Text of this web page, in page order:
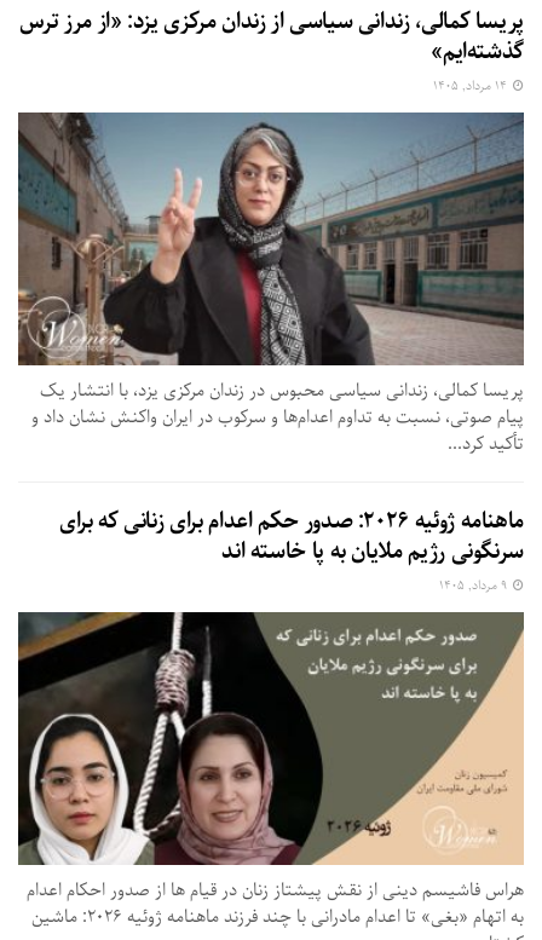
پریسا کمالی، زندانی سیاسی از زندان مرکزی یزد: «از مرز ترس
گذشته‌ایم»
پریسا کمالی، زندانی سیاسی محبوس در زندان مرکزی یزد، با انتشار یک
پیام صوتی، نسبت به تداوم اعدام‌ها و سرکوب در ایران واکنش نشان داد و
تأکید کرد...
ماهنامه ژوئیه ۲۰۲۶: صدور حکم اعدام برای زنانی که برای
سرنگونی رژیم ملایان به پا خاسته اند
هراس فاشیسم دینی از نقش پیشتاز زنان در قیام ها از صدور احکام اعدام
به اتهام «بغی» تا اعدام مادرانی با چند فرزند ماهنامه ژوئیه ۲۰۲۶: ماشین